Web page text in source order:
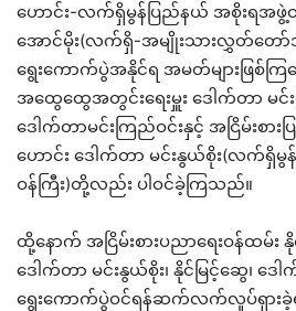
ဟောင်း-လက်ရှိမွန်ပြည်နယ် အစိုးရအဖွဲ့ဝ
အောင်မိုး(လက်ရှိ-အမျိုးသားလွှတ်တော်
ရွေးကောက်ပွဲအနိုင်ရ အမတ်များဖြစ်ကြ
အထွေထွေအတွင်းရေးမှူး ဒေါက်တာ မင်း
ဒေါက်တာမင်းကြည်ဝင်းနှင့် အငြိမ်းစား
ဟောင်း ဒေါက်တာ မင်းနွယ်စိုး(လက်ရှိ
ဝန်ကြီး)တို့လည်း ပါဝင်ခဲ့ကြသည်။
ထို့နောက် အငြိမ်းစားပညာရေးဝန်ထမ်း နို
ဒေါက်တာ မင်းနွယ်စိုး၊ နိုင်မြင့်ဆွေ၊ ဒ
ရွေးကောက်ပွဲဝင်ရန်ဆက်လက်လှုပ်ရှားခဲ့